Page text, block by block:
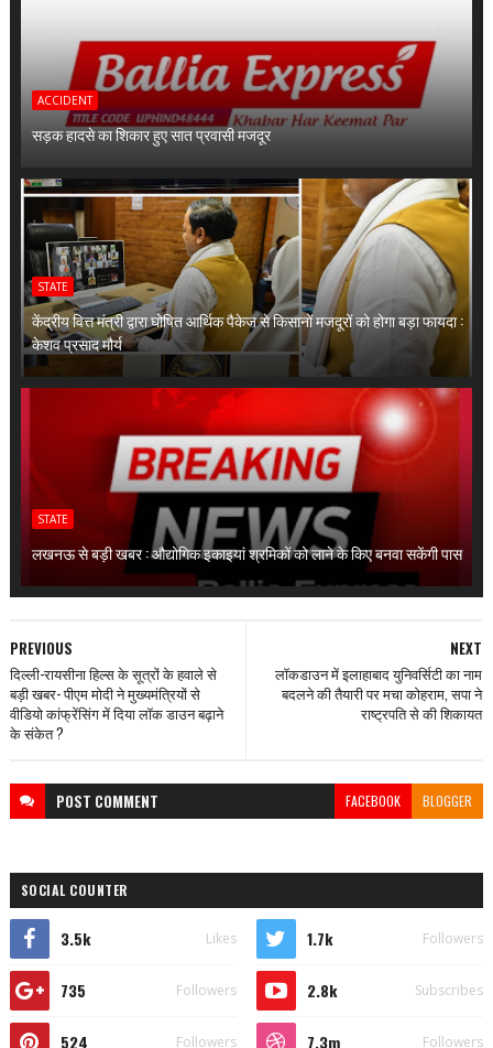
ACCIDENT
सड़क हादसे का शिकार हुए सात प्रवासी मजदूर
STATE
केंद्रीय वित्त मंत्री द्वारा घोषित आर्थिक पैकेज से किसानों मजदूरों को होगा बड़ा फायदा :
केशव प्रसाद मौर्य
STATE
लखनऊ से बड़ी खबर : औद्योगिक इकाइयां श्रमिकों को लाने के किए बनवा सकेंगी पास
NEXT
लॉकडाउन में इलाहाबाद युनिवर्सिटी का नाम
बदलने की तैयारी पर मचा कोहराम, सपा ने
राष्ट्रपति से की शिकायत
PREVIOUS
दिल्ली-रायसीना हिल्स के सूत्रों के हवाले से
बड़ी खबर- पीएम मोदी ने मुख्यमंत्रियों से
वीडियो कांफ्रेंसिंग में दिया लॉक डाउन बढ़ाने
के संकेत ?
POST COMMENT FACEBOOK BLOGGER
SOCIAL COUNTER
3.5k Likes 1.7k Followers
735 Followers 2.8k Subscribes
524 Followers 7.3m Followers